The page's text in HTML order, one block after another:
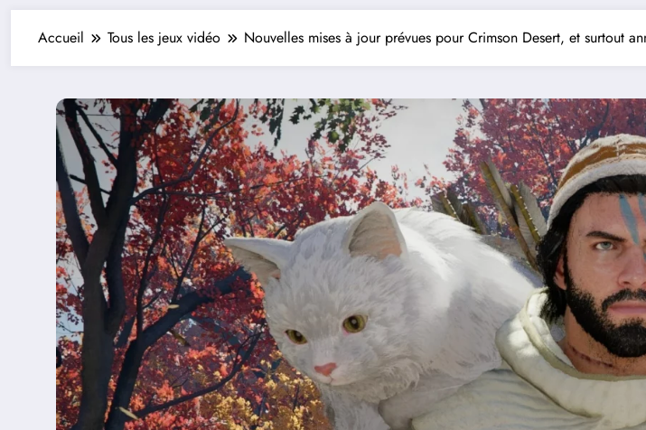
Accueil Tous les jeux vidéo Nouvelles mises à jour prévues pour Crimson Desert, et surtout